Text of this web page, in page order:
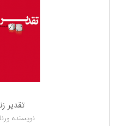
تقدیر
نویسنده